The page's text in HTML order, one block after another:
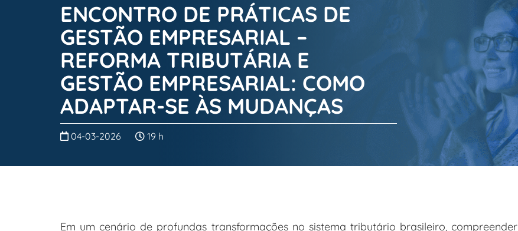
ENCONTRO DE PRÁTICAS DE
GESTÃO EMPRESARIAL –
REFORMA TRIBUTÁRIA E
GESTÃO EMPRESARIAL: COMO
ADAPTAR-SE ÀS MUDANÇAS
04-03-2026 19 h
Em um cenário de profundas transformações no sistema tributário brasileiro, compreender